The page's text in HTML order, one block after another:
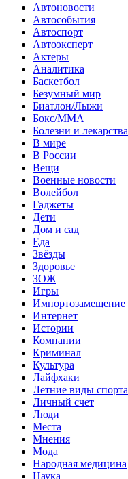
Автоновости
Автособытия
Автоспорт
Автоэксперт
Актеры
Аналитика
Баскетбол
Безумный мир
Биатлон/Лыжи
Бокс/MMA
Болезни и лекарства
В мире
В России
Вещи
Военные новости
Волейбол
Гаджеты
Дети
Дом и сад
Еда
Звёзды
Здоровье
ЗОЖ
Игры
Импортозамещение
Интернет
Истории
Компании
Криминал
Культура
Лайфхаки
Летние виды спорта
Личный счет
Люди
Места
Мнения
Мода
Народная медицина
Наука